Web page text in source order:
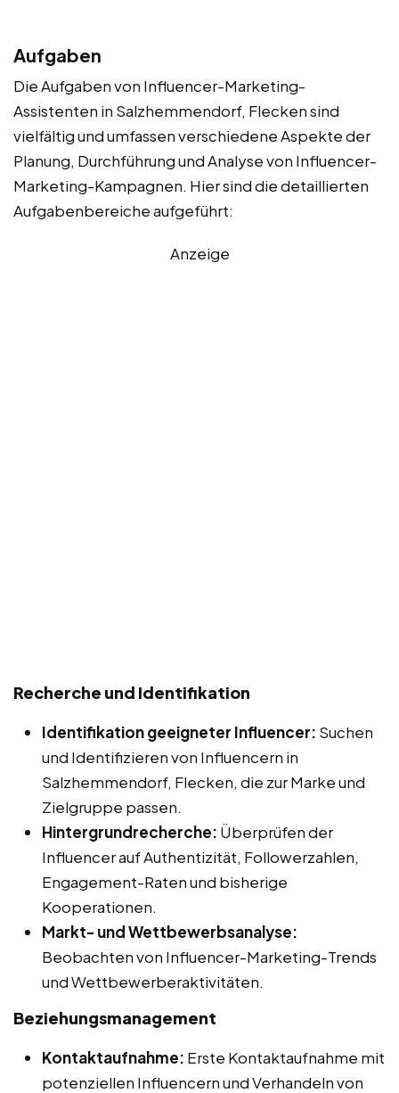
Aufgaben
Die Aufgaben von Influencer-Marketing-
Assistenten in Salzhemmendorf, Flecken sind
vielfältig und umfassen verschiedene Aspekte der
Planung, Durchführung und Analyse von Influencer-
Marketing-Kampagnen. Hier sind die detaillierten
Aufgabenbereiche aufgeführt:
Anzeige
Recherche und Identifikation
Identifikation geeigneter Influencer: Suchen
und Identifizieren von Influencern in
Salzhemmendorf, Flecken, die zur Marke und
Zielgruppe passen.
Hintergrundrecherche: Überprüfen der
Influencer auf Authentizität, Followerzahlen,
Engagement-Raten und bisherige
Kooperationen.
Markt- und Wettbewerbsanalyse:
Beobachten von Influencer-Marketing-Trends
und Wettbewerberaktivitäten.
Beziehungsmanagement
Kontaktaufnahme: Erste Kontaktaufnahme mit
potenziellen Influencern und Verhandeln von